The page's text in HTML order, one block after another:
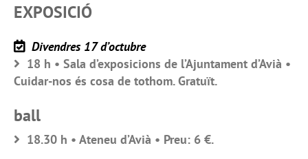
EXPOSICIÓ
Divendres 17 d’octubre
18 h • Sala d’exposicions de l’Ajuntament d’Avià •
Cuidar-nos és cosa de tothom. Gratuït.
ball
18.30 h • Ateneu d’Avià • Preu: 6 €.